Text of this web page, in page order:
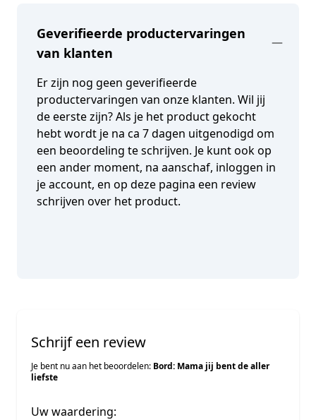
Geverifieerde productervaringen
van klanten
Er zijn nog geen geverifieerde
productervaringen van onze klanten. Wil jij
de eerste zijn? Als je het product gekocht
hebt wordt je na ca 7 dagen uitgenodigd om
een beoordeling te schrijven. Je kunt ook op
een ander moment, na aanschaf, inloggen in
je account, en op deze pagina een review
schrijven over het product.
Schrijf een review
Je bent nu aan het beoordelen: Bord: Mama jij bent de aller
liefste
Uw waardering: